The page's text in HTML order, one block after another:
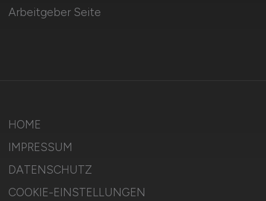
Arbeitgeber Seite
HOME
IMPRESSUM
DATENSCHUTZ
COOKIE-EINSTELLUNGEN